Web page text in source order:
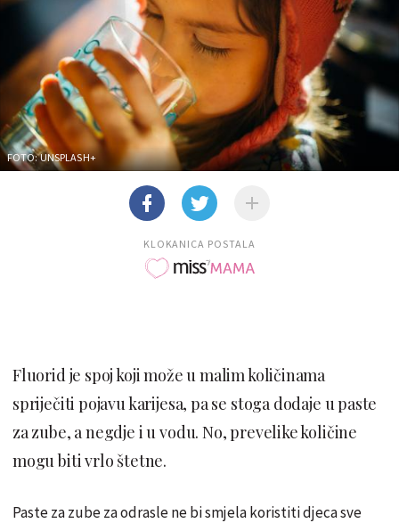
FOTO: UNSPLASH+
KLOKANICA POSTALA
Fluorid je spoj koji može u malim količinama
spriječiti pojavu karijesa, pa se stoga dodaje u paste
za zube, a negdje i u vodu. No, prevelike količine
mogu biti vrlo štetne.
Paste za zube za odrasle ne bi smjela koristiti djeca sve